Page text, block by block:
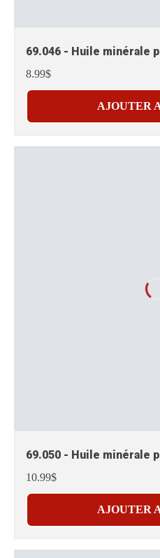
69.046 - Huile minérale
8.99$
AJOUTER
69.050 - Huile minérale
10.99$
AJOUTER